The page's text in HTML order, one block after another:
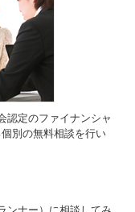
認定のファイナンシャ
別の無料相談を行い